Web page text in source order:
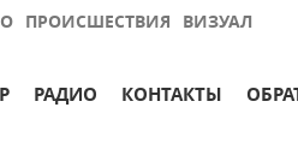
ПРОИСШЕСТВИЯ ВИЗУАЛ
РАДИО КОНТАКТЫ